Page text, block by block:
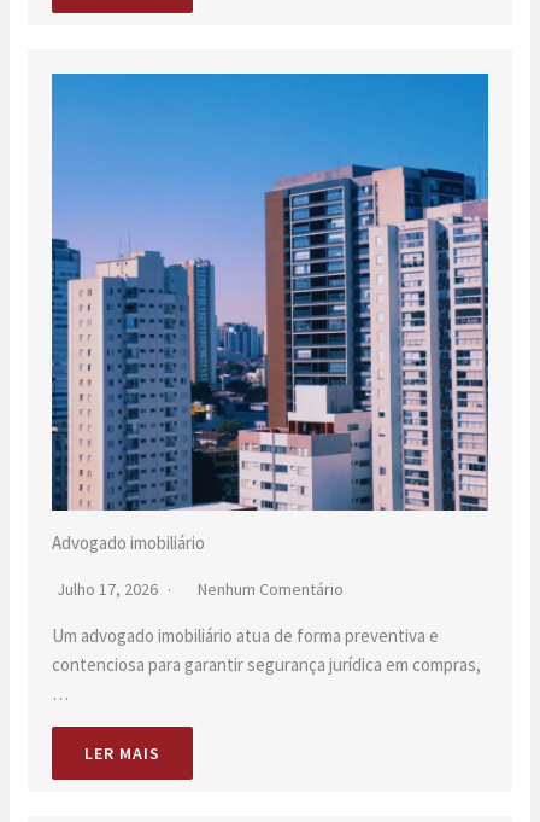
Advogado imobiliário
Julho 17, 2026 Nenhum Comentário
Um advogado imobiliário atua de forma preventiva e
contenciosa para garantir segurança jurídica em compras,
…
LER MAIS